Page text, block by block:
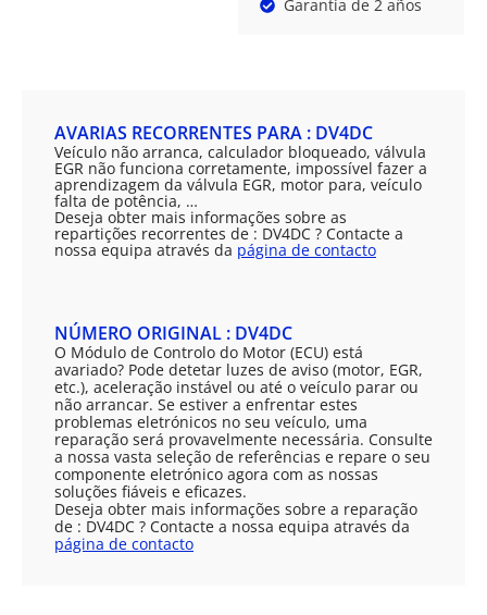
Garantía de 2 años
AVARIAS RECORRENTES PARA : DV4DC
Veículo não arranca, calculador bloqueado, válvula
EGR não funciona corretamente, impossível fazer a
aprendizagem da válvula EGR, motor para, veículo
falta de potência, …
Deseja obter mais informações sobre as
repartições recorrentes de : DV4DC ? Contacte a
nossa equipa através da página de contacto
NÚMERO ORIGINAL : DV4DC
O Módulo de Controlo do Motor (ECU) está
avariado? Pode detetar luzes de aviso (motor, EGR,
etc.), aceleração instável ou até o veículo parar ou
não arrancar. Se estiver a enfrentar estes
problemas eletrónicos no seu veículo, uma
reparação será provavelmente necessária. Consulte
a nossa vasta seleção de referências e repare o seu
componente eletrónico agora com as nossas
soluções fiáveis e eficazes.
Deseja obter mais informações sobre a reparação
de : DV4DC ? Contacte a nossa equipa através da
página de contacto